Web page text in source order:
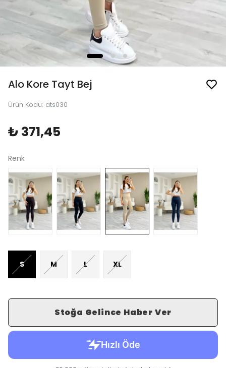
Alo Kore Tayt Bej
Ürün Kodu: ats030
₺ 371,45
Renk
S M L XL
Stoğa Gelince Haber Ver